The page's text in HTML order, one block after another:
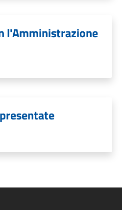
l'Amministrazione